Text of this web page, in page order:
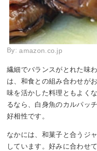
By:amazon.co.jp
繊細でバランスがとれた味
は、和食との組み合わせが
味を活かした料理ともよく
るなら、白身魚のカルパッ
好相性です。
なかには、和菓子と合うジ
しています。好みに合わせ